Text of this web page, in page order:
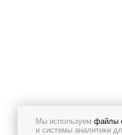
Мы используем файлы
и системы аналитики